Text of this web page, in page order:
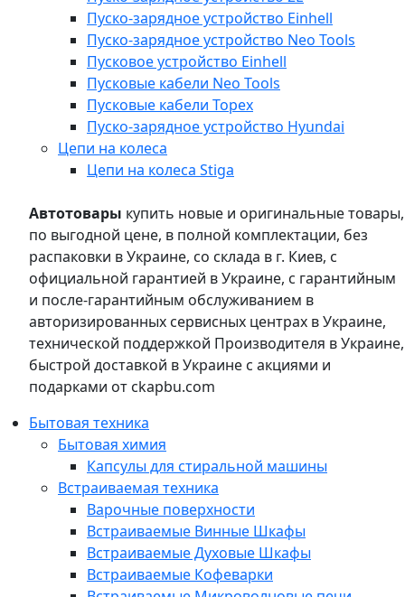
Пуско-зарядное устройство Einhell
Пуско-зарядное устройство Neo Tools
Пусковое устройство Einhell
Пусковые кабели Neo Tools
Пусковые кабели Topex
Пуско-зарядное устройство Hyundai
Цепи на колеса
Цепи на колеса Stiga
Автотовары купить новые и оригинальные товары,
по выгодной цене, в полной комплектации, без
распаковки в Украине, со склада в г. Киев, с
официальной гарантией в Украине, с гарантийным
и после-гарантийным обслуживанием в
авторизированных сервисных центрах в Украине,
технической поддержкой Производителя в Украине,
быстрой доставкой в Украине с акциями и
подарками от ckapbu.com
Бытовая техника
Бытовая химия
Капсулы для стиральной машины
Встраиваемая техника
Варочные поверхности
Встраиваемые Винные Шкафы
Встраиваемые Духовые Шкафы
Встраиваемые Кофеварки